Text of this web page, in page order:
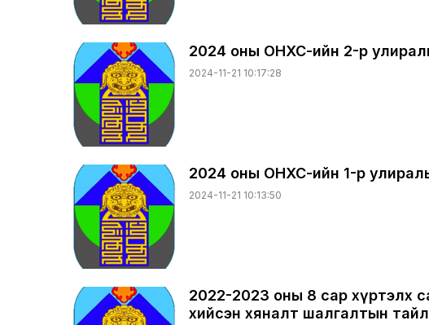
2024 оны ОНХС-ийн 2-р
2024-11-21 10:17:28
2024 оны ОНХС-ийн 1-р
2024-11-21 10:13:50
2022-2023 оны 8 сар хүртэлх
хийсэн хяналт шалгалтын